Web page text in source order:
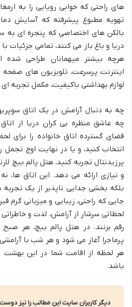
های راحتی که خوابی رویایی را به
تهویه مطبوع پیشرفته که آسایش
بالکن های اختصاصی که پنجره ای به
دریا و باغ باز می کنند، تمامی
هرچه بیشتر میهمانان طراحی شده
اینترنت پرسرعت، تلویزیون های
لوازم بهداشتی باکیفیت، مکمل تجربه
چه به دنبال آرامش در یک اتاق
چه عاشق منظره بی کران دریا از اتاق
فضای گسترده اتاق خانواده را برای
انتخاب کنید، و یا در نهایت اوج
پرزیدنتال تجربه کنید، هتل پالم بیچ
و نیازی ارائه می دهد. این اتاق ها،
بلکه بخشی جدایی ناپذیر از یک تجربه
جایی که راحتی، زیبایی و میزبانی گرم
لحظاتی سرشار از آرامش، لذت و خاطراتی
رقم بزنند. در هتل پالم بیچ، هر صبح
پرماجرا آغاز می شود و هر شب با
هر لحظه از اقامت شما در این بهشت
باشد.
دیگر کاربران سایت این مطالب را نیز